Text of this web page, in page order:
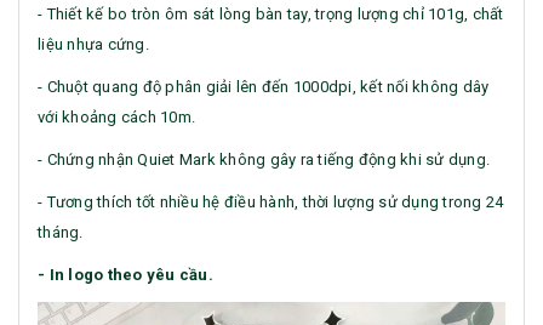
- Thiết kế bo tròn ôm sát lòng bàn tay, trọng lượng chỉ 101g, chất
liệu nhựa cứng.
- Chuột quang độ phân giải lên đến 1000dpi, kết nối không dây
với khoảng cách 10m.
- Chứng nhận Quiet Mark không gây ra tiếng động khi sử dụng.
- Tương thích tốt nhiều hệ điều hành, thời lượng sử dụng trong 24
tháng.
- In logo theo yêu cầu.